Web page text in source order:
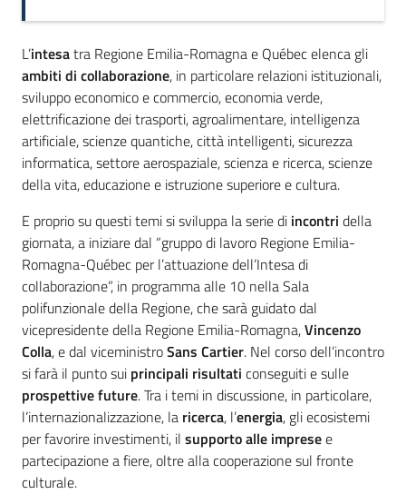
L’intesatra Regione Emilia-Romagna e Québec elenca gli
ambiti di collaborazione, in particolare relazioni istituzionali,
sviluppo economico e commercio, economia verde,
elettrificazione dei trasporti, agroalimentare, intelligenza
artificiale, scienze quantiche, città intelligenti, sicurezza
informatica, settore aerospaziale, scienza e ricerca, scienze
della vita, educazione e istruzione superiore e cultura.
E proprio su questi temi si sviluppa la serie di incontri della
giornata, a iniziare dal “gruppo di lavoro Regione Emilia-
Romagna-Québec per l’attuazione dell’Intesa di
collaborazione”, in programma alle 10 nella Sala
polifunzionale della Regione, che sarà guidato dal
vicepresidente della Regione Emilia-Romagna,Vincenzo
Colla, e dal viceministroSans Cartier. Nel corso dell’incontro
si farà il punto sui principali risultati conseguiti e sulle
prospettive future. Tra i temi in discussione, in particolare,
l’internazionalizzazione, la ricerca, l’energia, gli ecosistemi
per favorire investimenti, il supporto alle impresee
partecipazione a fiere, oltre alla cooperazione sul fronte
culturale.